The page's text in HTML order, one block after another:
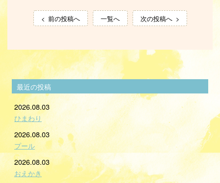
前の投稿へ 一覧へ 次の投稿へ
最近の投稿
2026.08.03
ひまわり
2026.08.03
プール
2026.08.03
おえかき